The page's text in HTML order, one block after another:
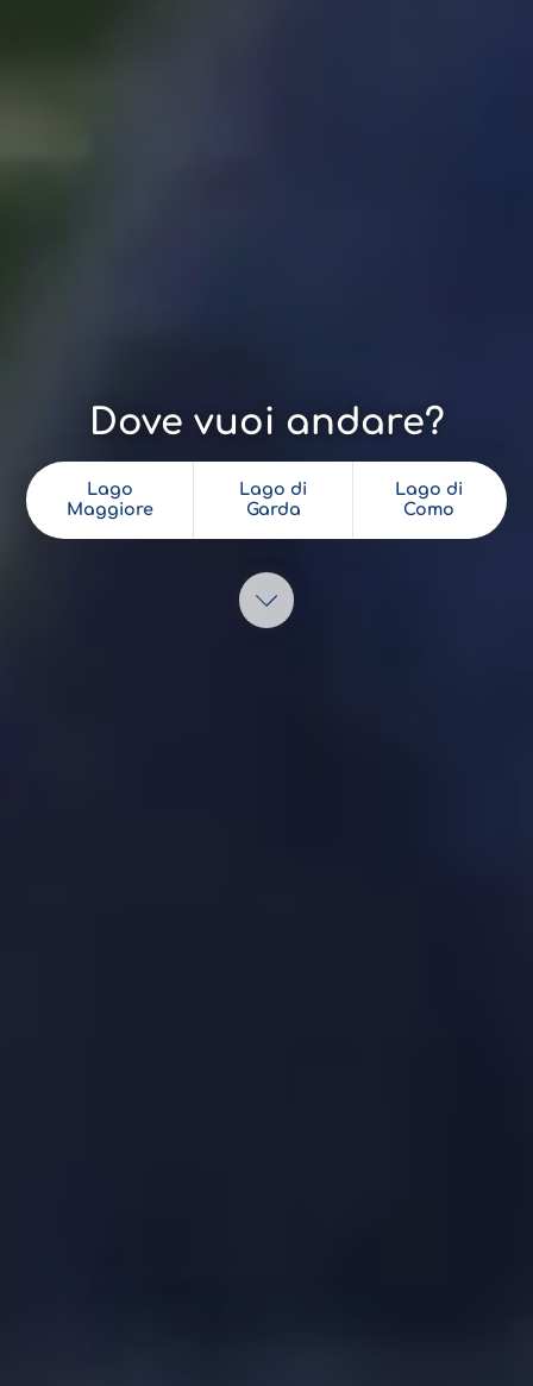
Dove vuoi andare?
Lago
Maggiore
Lago di
Garda
Lago di
Como